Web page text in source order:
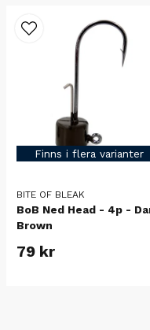
Finns i flera varianter
BITE OF BLEAK
BoB Ned Head - 4p -
Brown
79 kr